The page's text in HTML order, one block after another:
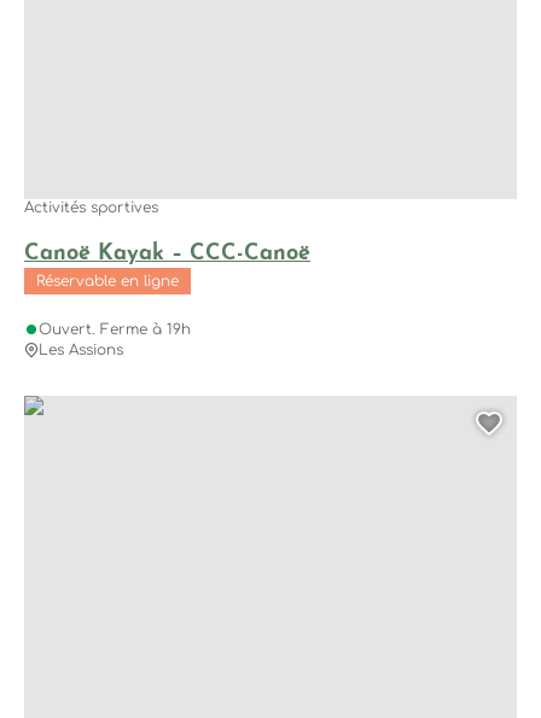
Canoë Kayak – CCC-Canoë
Activités sportives
Réservable en ligne
Ouvert. Ferme à 19h
Les Assions
Descente Guidée à partir de 5 ans – CCC-Canoë, © CCC